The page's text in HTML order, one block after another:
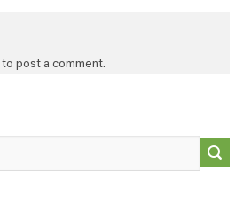
to post a comment.